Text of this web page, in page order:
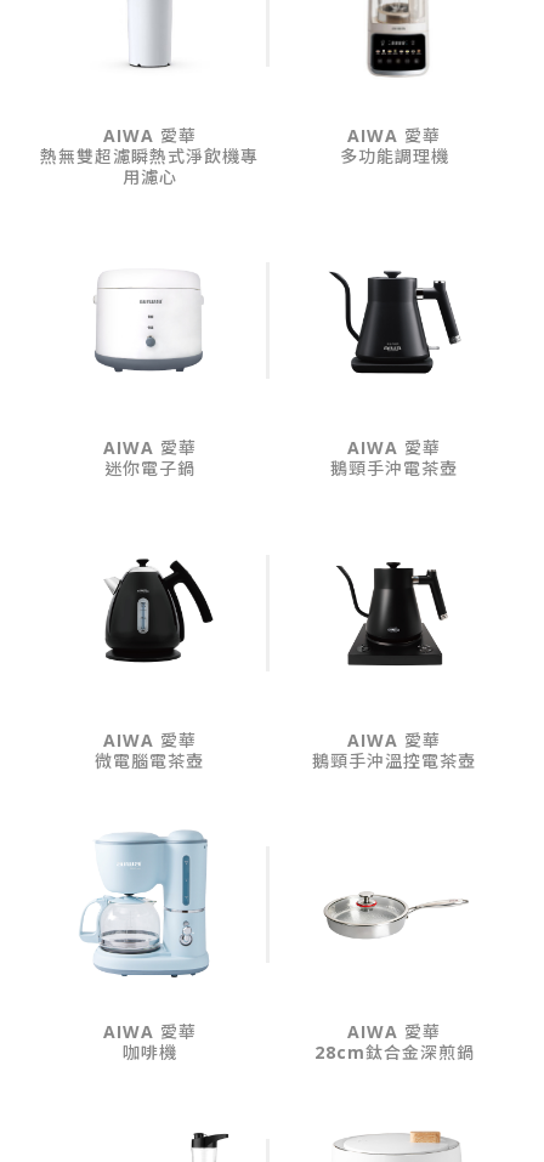
AIWA 愛華
熱無雙超濾瞬熱式淨飲機專
用濾心
AIWA 愛華
多功能調理機
AIWA 愛華
迷你電子鍋
AIWA 愛華
鵝頸手沖電茶壺
AIWA 愛華
微電腦電茶壺
AIWA 愛華
鵝頸手沖溫控電茶壺
AIWA 愛華
咖啡機
AIWA 愛華
28cm鈦合金深煎鍋